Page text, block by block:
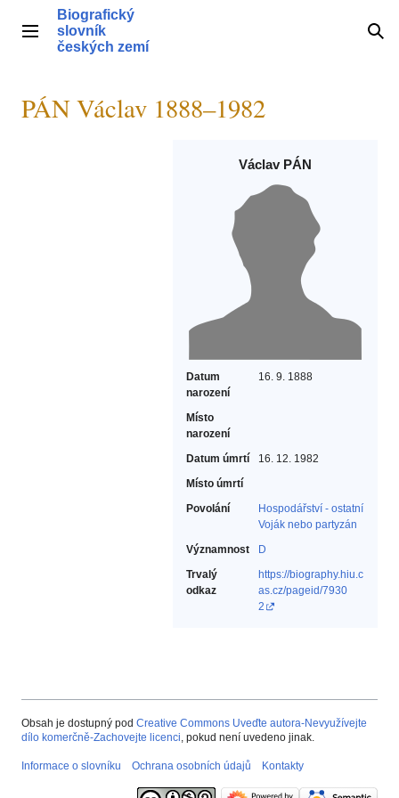
obsahHlavní menu
Biografický
slovník
českých zemí
PÁN Václav 1888–1982
Václav PÁN
Datum
narození
16. 9. 1888
Místo
narození
Datum úmrtí
16. 12. 1982
Místo úmrtí
Povolání
Hospodářství - ostatní‎
Voják nebo partyzán‎
Významnost
D
Trvalý
odkaz
https://biography.hiu.c
as.cz/pageid/7930
2
Obsah je dostupný pod Creative Commons Uveďte autora-Nevyužívejte
dílo komerčně-Zachovejte licenci, pokud není uvedeno jinak.
Informace o slovníku Ochrana osobních údajů Kontakty